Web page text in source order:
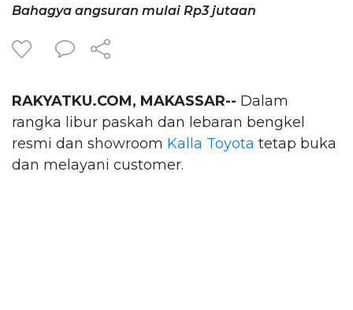
Bahagya angsuran mulai Rp3 jutaan
RAKYATKU.COM, MAKASSAR-- Dalam
rangka libur paskah dan lebaran bengkel
resmi dan showroom Kalla Toyota tetap buka
dan melayani customer.